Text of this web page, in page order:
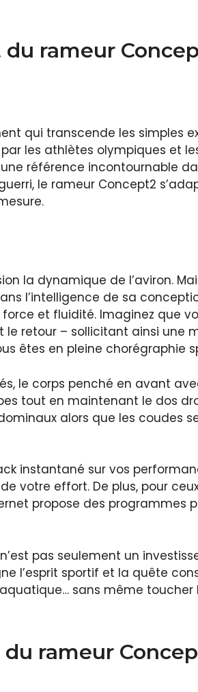
rameur
qui transcende les simples
les athlètes olympiques et
référence incontournable
le rameur Concept2
la dynamique de l’aviron.
l’intelligence de sa
et fluidité. Imaginez que
retour – sollicitant ainsi une
êtes en pleine chorégraphie
le corps penché en avant
tout en maintenant le dos
alors que les coudes
instantané sur vos
votre effort. De plus, pour
propose des programmes
pas seulement un
l’esprit sportif et la quête
sans même toucher
rameur